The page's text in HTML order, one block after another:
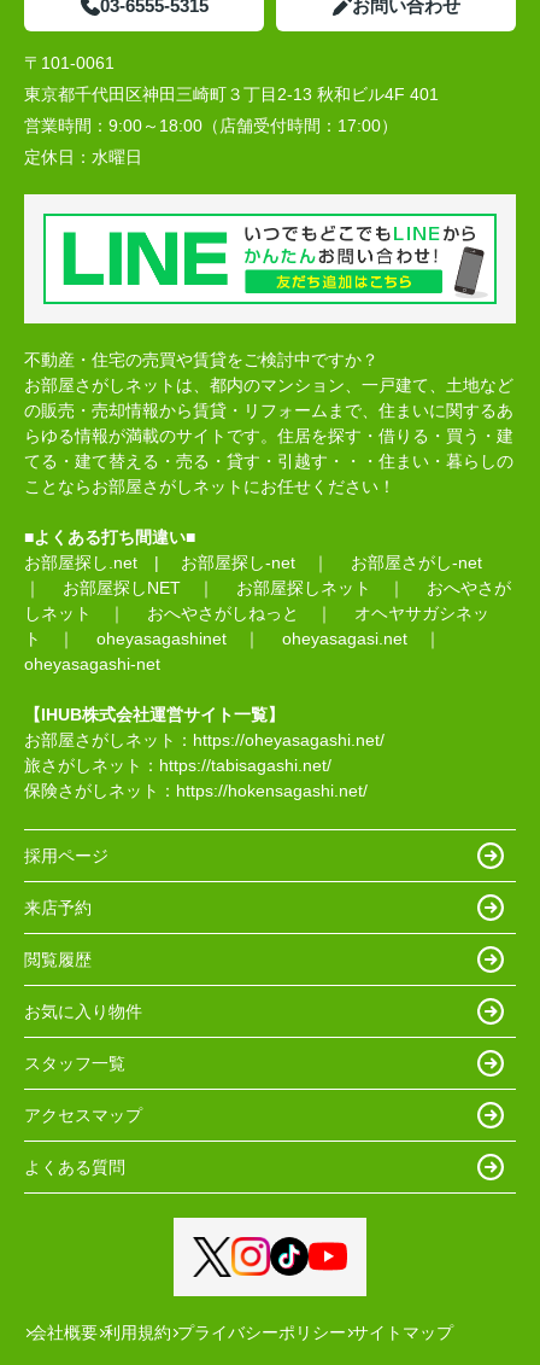
03-6555-5315 お問い合わせ
〒101-0061
東京都千代田区神田三崎町３丁目2-13 秋和ビル4F 401
営業時間： 9:00～18:00（店舗受付時間：17:00）
定休日： 水曜日
不動産・住宅の売買や賃貸をご検討中ですか？
お部屋さがしネットは、都内のマンション、一戸建て、土地など
の販売・売却情報から賃貸・リフォームまで、住まいに関するあ
らゆる情報が満載のサイトです。住居を探す・借りる・買う・建
てる・建て替える・売る・貸す・引越す・・・住まい・暮らしの
ことならお部屋さがしネットにお任せください！
■よくある打ち間違い■
お部屋探し.net | お部屋探し-net ｜ お部屋さがし-net
｜ お部屋探しNET ｜ お部屋探しネット ｜ おへやさが
しネット
｜ おへやさがしねっと ｜ オヘヤサガシネッ
ト
｜ oheyasagashinet ｜ oheyasagasi.net ｜
oheyasagashi-net
【IHUB株式会社運営サイト一覧】
お部屋さがしネット： https://oheyasagashi.net/
旅さがしネット： https://tabisagashi.net/
保険さがしネット： https://hokensagashi.net/
採用ページ
来店予約
閲覧履歴
お気に入り物件
スタッフ一覧
アクセスマップ
よくある質問
会社概要 利用規約 プライバシーポリシー サイトマップ